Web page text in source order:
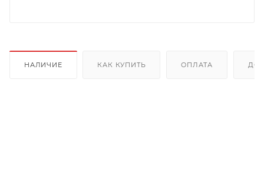
НАЛИЧИЕ КАК КУПИТЬ ОПЛАТА